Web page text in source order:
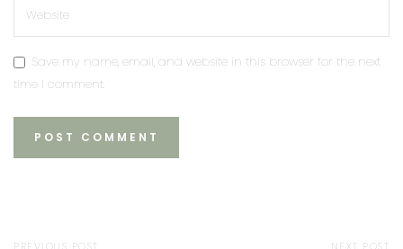
Save my name, email, and website in this browser for the next
time I comment.